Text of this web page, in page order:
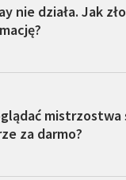
nie działa. Jak
mistrzostwa
za darmo?